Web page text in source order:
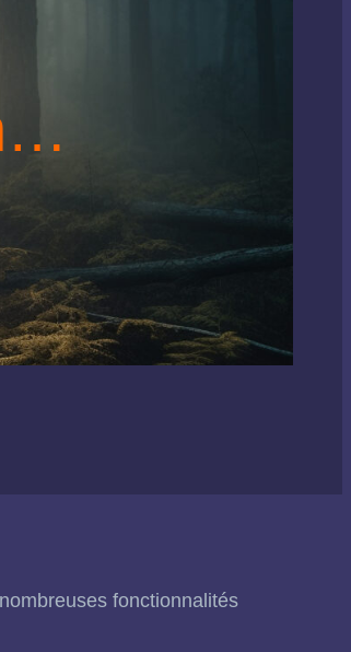
fonctionnalités